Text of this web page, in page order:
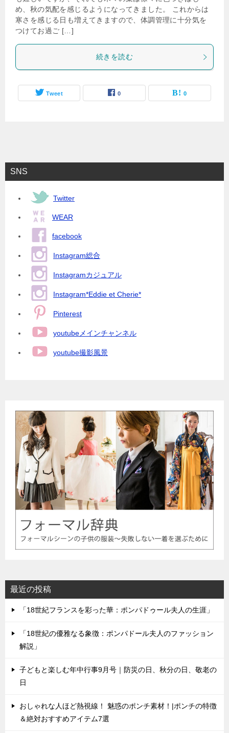
め、秋の気配を感じるようになってきました。 これからは
寒さを感じる日も増えてきますので、体調管理に十分気を
つけてお過ご […]
続きを読む
Tweet 0 0
SNS
Twitter
WEAR
facebook
Instagram総合
Instagramカジュアル
Instagram*Eddie et Cherie*
Pinterest
youtubeメインチャンネル
youtube撮影風景
最近の投稿
「18世紀フランスを彩った華：ポンパドゥール夫人の生涯」
「18世紀の優雅なる象徴：ポンパドール夫人のファッション
解説」
子どもと楽しむ年中行事9月号｜防災の日、秋分の日、敬老の
日
おしゃれな人ほど熱視線！ 魅惑のポンチ素材！|ポンチの特徴
＆絶対おすすめアイテム7選